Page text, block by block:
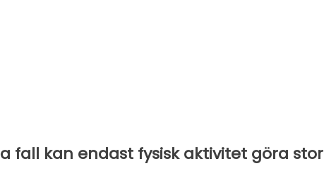
fall kan endast fysisk aktivitet göra stor